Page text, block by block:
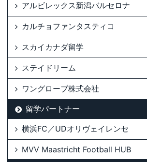
アルビレックス新潟バルセロナ
カルチョファンタスティコ
スカイカナダ留学
ステイドリーム
ワングローブ株式会社
留学パートナー
横浜FC／UDオリヴェイレンセ
MVV Maastricht Football HUB